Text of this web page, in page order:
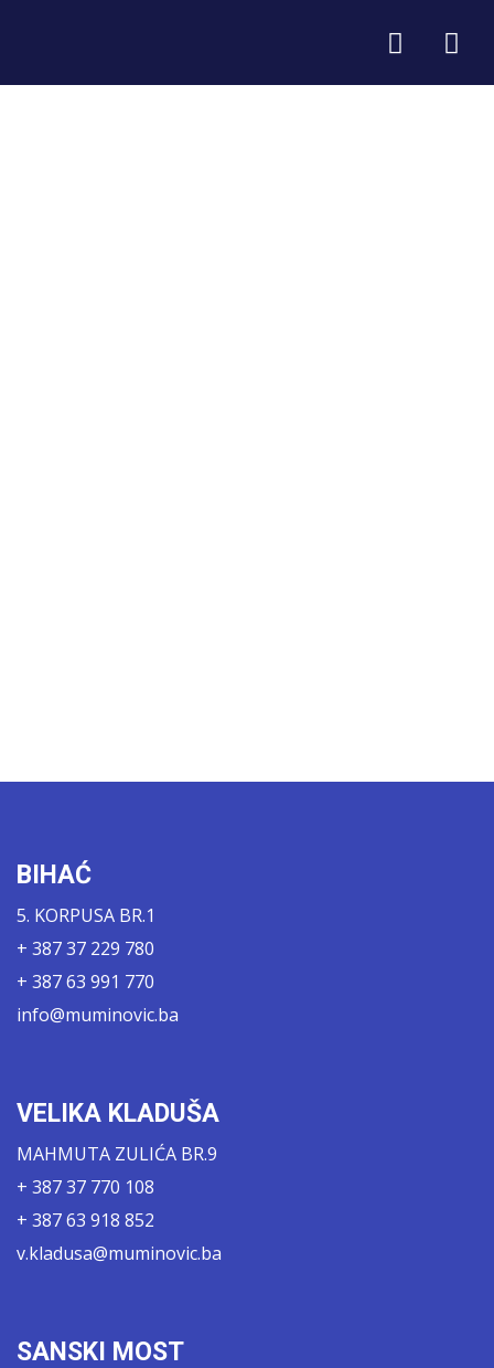
BIHAĆ
5. KORPUSA BR.1
+ 387 37 229 780
+ 387 63 991 770
info@muminovic.ba
VELIKA KLADUŠA
MAHMUTA ZULIĆA BR.9
+ 387 37 770 108
+ 387 63 918 852
v.kladusa@muminovic.ba
SANSKI MOST